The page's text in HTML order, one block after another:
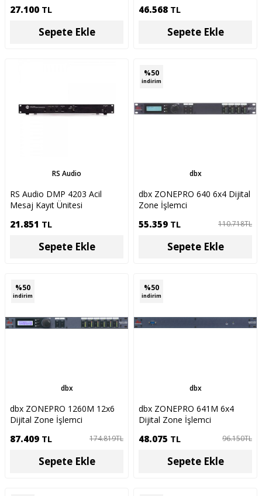
27.100 TL
Sepete Ekle
46.568 TL
Sepete Ekle
RS Audio
RS Audio DMP 4203 Acil
Mesaj Kayıt Ünitesi
21.851 TL
Sepete Ekle
%50
indirim
dbx
dbx ZONEPRO 640 6x4 Dijital
Zone İşlemci
55.359 TL 110.718TL
Sepete Ekle
%50
indirim
dbx
dbx ZONEPRO 1260M 12x6
Dijital Zone İşlemci
87.409 TL 174.819TL
Sepete Ekle
%50
indirim
dbx
dbx ZONEPRO 641M 6x4
Dijital Zone İşlemci
48.075 TL 96.150TL
Sepete Ekle